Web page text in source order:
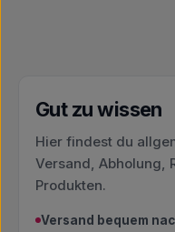
Gut zu wissen
Hier findest du
Versand, Abholung,
Produkten.
Versand bequem